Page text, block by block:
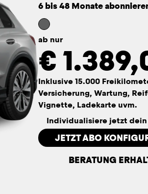
6 bis 48 Monate
ab nur
€
Inklusive 15.000
Versicherung, Wartung,
Vignette, Ladekarte uvm.
Individualisiere jetzt
JETZT ABO
BERATUNG